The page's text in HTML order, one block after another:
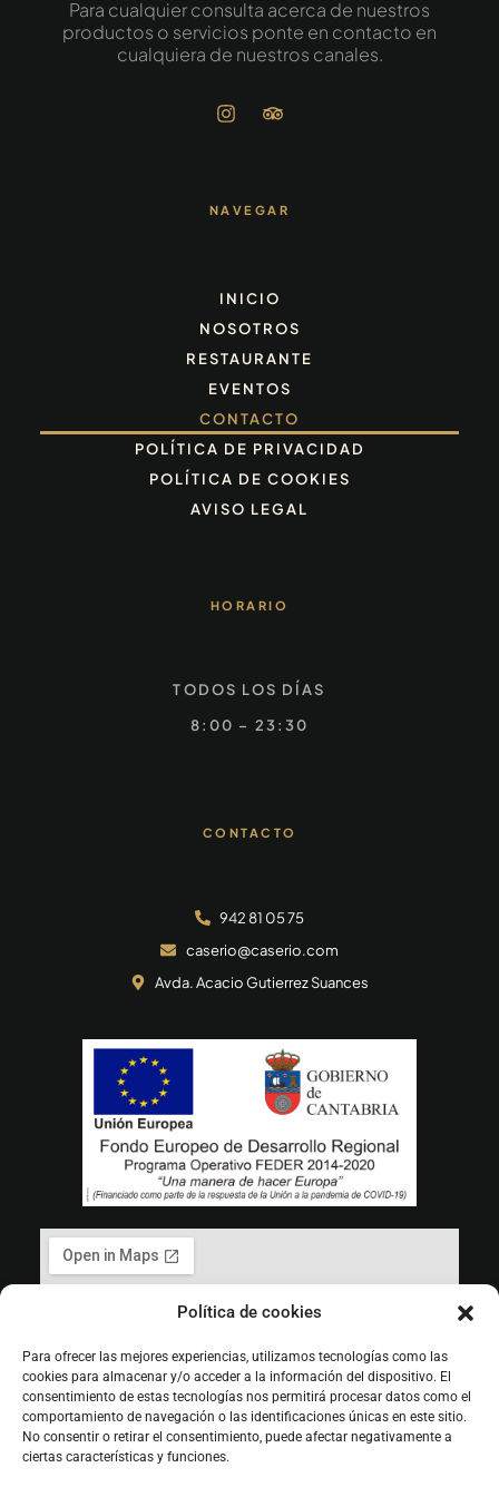
Política de cookies
Para ofrecer las mejores experiencias, utilizamos tecnologías como las
cookies para almacenar y/o acceder a la información del dispositivo. El
consentimiento de estas tecnologías nos permitirá procesar datos como el
comportamiento de navegación o las identificaciones únicas en este sitio.
No consentir o retirar el consentimiento, puede afectar negativamente a
ciertas características y funciones.
Para cualquier consulta acerca de nuestros
productos o servicios ponte en contacto en
cualquiera de nuestros canales.​
NAVEGAR
INICIO
NOSOTROS
RESTAURANTE
EVENTOS
CONTACTO
POLÍTICA DE PRIVACIDAD
POLÍTICA DE COOKIES
AVISO LEGAL
HORARIO
TODOS LOS DÍAS
8:00 – 23:30
CONTACTO
942 81 05 75
caserio@caserio.com
Avda. Acacio Gutierrez Suances